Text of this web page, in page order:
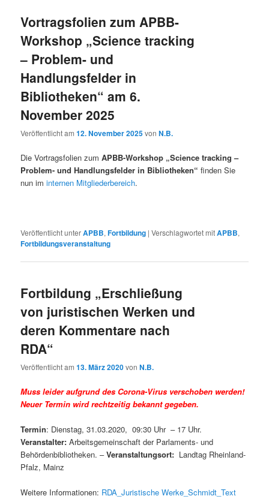
Vortragsfolien zum APBB-
Workshop „Science tracking
– Problem- und
Handlungsfelder in
Bibliotheken“ am 6.
November 2025
Veröffentlicht am12. November 2025vonN.B.
Die Vortragsfolien zumAPBB-Workshop „Science tracking –
Problem- und Handlungsfelder in Bibliotheken“finden Sie
nun iminternen Mitgliederbereich.
Veröffentlicht unterAPBB,Fortbildung |Verschlagwortet mitAPBB,
Fortbildungsveranstaltung
Fortbildung „Erschließung
von juristischen Werken und
deren Kommentare nach
RDA“
Veröffentlicht am13. März 2020vonN.B.
Muss leider aufgrund des Corona-Virus verschoben werden!
Neuer Termin wird rechtzeitig bekannt gegeben.
Termin: Dienstag, 31.03.2020, 09:30 Uhr – 17 Uhr.
Veranstalter:Arbeitsgemeinschaft der Parlaments- und
Behördenbibliotheken. –Veranstaltungsort: Landtag Rheinland-
Pfalz, Mainz
Weitere Informationen: RDA_Juristische Werke_Schmidt_Text